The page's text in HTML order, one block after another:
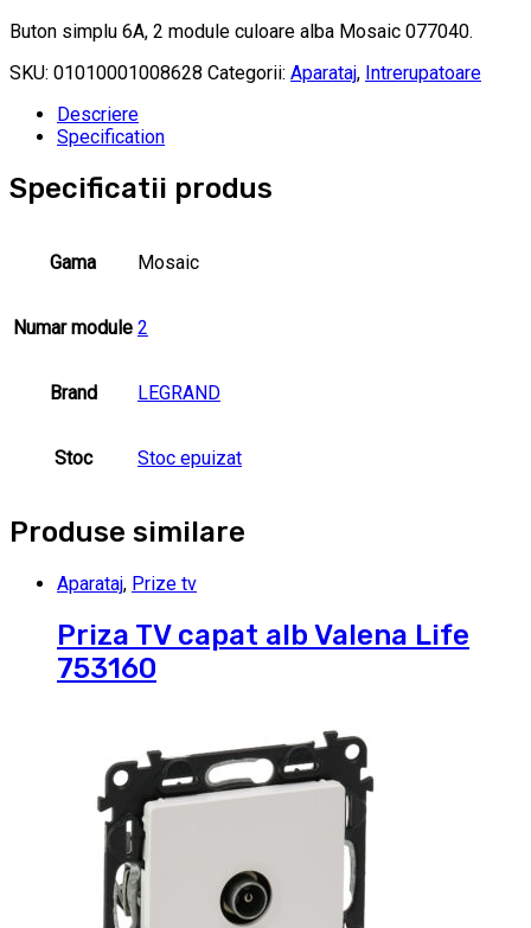
Buton simplu 6A, 2 module culoare alba Mosaic 077040.
SKU: 01010001008628 Categorii: Aparataj, Intrerupatoare
Descriere
Specification
Specificatii produs
Gama Mosaic
Numar module 2
Brand LEGRAND
Stoc Stoc epuizat
Produse similare
Aparataj, Prize tv
Priza TV capat alb Valena Life
753160